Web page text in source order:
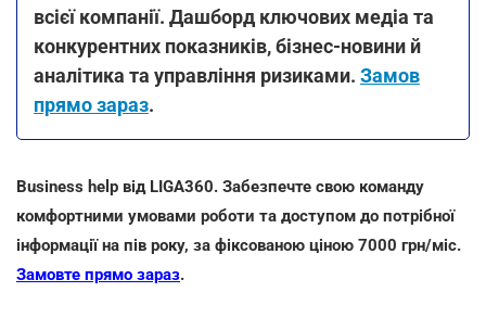
всієї компанії. Дашборд ключових медіа та
конкурентних показників, бізнес-новини й
аналітика та управління ризиками. Замов
прямо зараз.
Business help від LIGA360. Забезпечте свою команду
комфортними умовами роботи та доступом до потрібної
інформації на пів року, за фіксованою ціною 7000 грн/міс.
Замовте прямо зараз.